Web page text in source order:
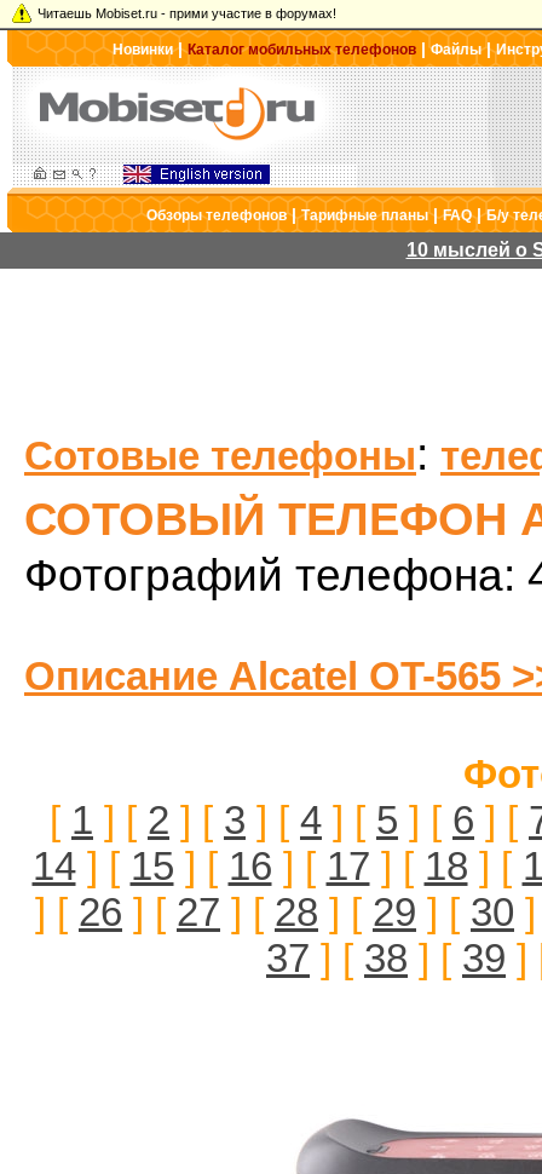
Читаешь Mobiset.ru - прими участие в форумах!
Новинки|Каталог мобильных телефонов |Файлы|
Обзоры телефонов|Тарифные планы|FAQ|Б/у
10 мыслей о
Сотовые телефоны:
СОТОВЫЙ ТЕЛЕФОН
Фотографий телефона:
Описание Alcatel OT-565
[ 1 ] [ 2 ] [ 3 ] [ 4 ] [ 5 ] [ 6 ] [
14] [ 15 ] [ 16 ] [ 17 ] [ 18 ] [
] [ 26 ] [ 27 ] [ 28 ] [ 29 ] [ 30
37 ] [ 38 ] [ 39 ]